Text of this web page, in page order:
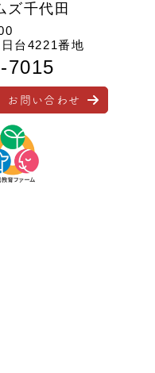
ズ千代田
台4221番地
7015
お問い合わせ